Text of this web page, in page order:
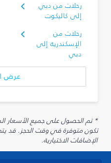
رحلات من دبي
إلى كاليكوت
رحلات من
الإسكندرية إلى
دبي
عرض
تكون متوفرة في وقت الحجز. قد
الإضافات الاختيارية.